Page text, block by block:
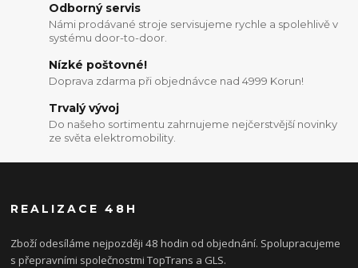
Odborný servis
Námi prodávané stroje servisujeme rychle a spolehlivě v
systému door-to-door.
Nízké poštovné!
Doprava zdarma při objednávce nad 4999 Korun!
Trvalý vývoj
Do našeho sortimentu zahrnujeme nejčerstvější novinky
ze světa elektromobility.
REALIZACE 48H
Zboží odesíláme nejpozději 48 hodin od objednání. Spolupracujeme
s přepravními společnostmi TopTrans a GLS.